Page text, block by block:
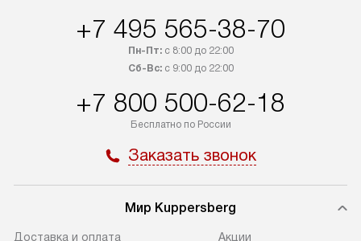
компания бесплатно доставит ваш
заказ до представительства
транспортной компании в Москве.
доставки у менеджера при
оформлении заказа.
В оговоренный день служба
требуется перенос прибора
до двери квартиры или до места
от категории
найти на нашем
+7 495 565-38-70
Пн-Пт:с 8:00 до 22:00
Сб-Вс:с 9:00 до 22:00
+7 800 500-62-18
Бесплатно по России
Заказать звонок
Мир Kuppersberg
Доставка и оплата
Акции